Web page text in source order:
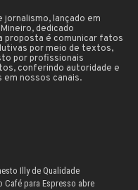
lançado em
dedicado
proposta é comunicar fatos
por meio de textos,
por profissionais
conferindo autoridade e
em nossos canais.
Illy de Qualidade
Café para Espresso abre